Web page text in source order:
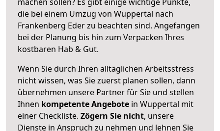
die bei einem Umzug von Wuppertal nach
Frankenberg Eder zu beachten sind. Angefangen
bei der Planung bis hin zum Verpacken Ihres
kostbaren Hab & Gut.
Wenn Sie durch Ihren alltäglichen Arbeitsstress
nicht wissen, was Sie zuerst planen sollen, dann
übernehmen unsere Partner für Sie und stellen
Ihnen kompetente Angebote in Wuppertal mit
einer Checkliste. Zögern Sie nicht, unsere
Dienste in Anspruch zu nehmen und lehnen Sie